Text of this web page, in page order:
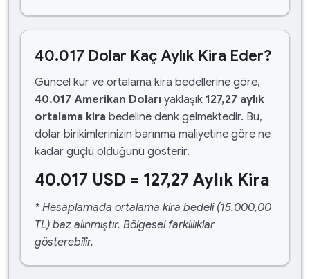
40.017 Dolar Kaç Aylık Kira Eder?
Güncel kur ve ortalama kira bedellerine göre,
40.017 Amerikan Doları yaklaşık 127,27 aylık
ortalama kira bedeline denk gelmektedir. Bu,
dolar birikimlerinizin barınma maliyetine göre ne
kadar güçlü olduğunu gösterir.
40.017 USD = 127,27 Aylık Kira
* Hesaplamada ortalama kira bedeli (15.000,00
TL) baz alınmıştır. Bölgesel farklılıklar
gösterebilir.